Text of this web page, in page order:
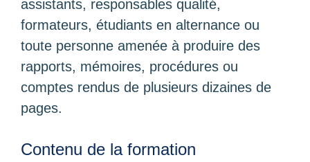
assistants, responsables qualité,
formateurs, étudiants en alternance ou
toute personne amenée à produire des
rapports, mémoires, procédures ou
comptes rendus de plusieurs dizaines de
pages.
Contenu de la formation